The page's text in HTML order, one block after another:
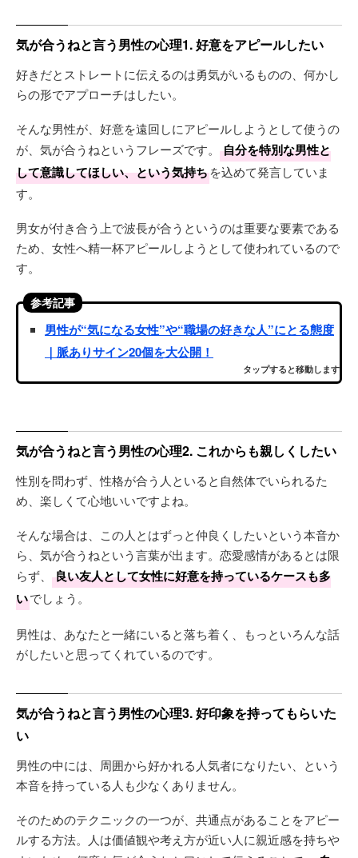
気が合うねと言う男性の心理1. 好意をアピールしたい
好きだとストレートに伝えるのは勇気がいるものの、何かし
らの形でアプローチはしたい。
そんな男性が、好意を遠回しにアピールしようとして使うの
が、気が合うねというフレーズです。
自分を特別な男性と
して意識してほしい、という気持ちを込めて発言していま
す。
男女が付き合う上で波長が合うというのは重要な要素である
ため、女性へ精一杯アピールしようとして使われているので
す。
参考記事
男性が“気になる女性”や“職場の好きな人”にとる態度
｜脈ありサイン20個を大公開！
タップすると移動します
気が合うねと言う男性の心理2. これからも親しくしたい
性別を問わず、性格が合う人といると自然体でいられるた
め、楽しくて心地いいですよね。
そんな場合は、この人とはずっと仲良くしたいという本音か
ら、気が合うねという言葉が出ます。恋愛感情があるとは限
らず、
良い友人として女性に好意を持っているケースも多
いでしょう。
男性は、あなたと一緒にいると落ち着く、もっといろんな話
がしたいと思ってくれているのです。
気が合うねと言う男性の心理3. 好印象を持ってもらいた
い
男性の中には、周囲から好かれる人気者になりたい、という
本音を持っている人も少なくありません。
そのためのテクニックの一つが、共通点があることをアピー
ルする方法。人は価値観や考え方が近い人に親近感を持ちや